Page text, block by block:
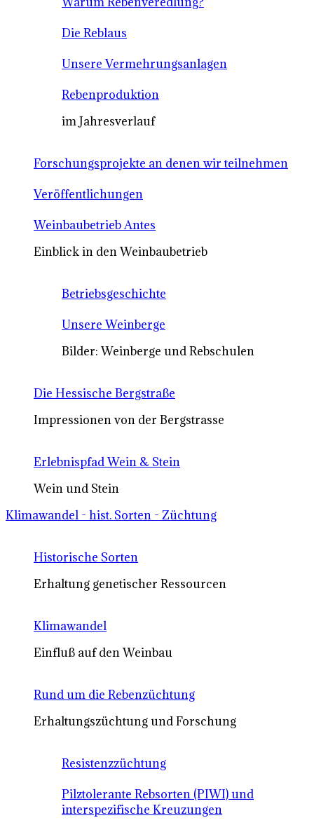
Die Reblaus
Unsere Vermehrungsanlagen
Rebenproduktion
im Jahresverlauf
Forschungsprojekte an denen wir teilnehmen
Veröffentlichungen
Weinbaubetrieb Antes
Einblick in den Weinbaubetrieb
Betriebsgeschichte
Unsere Weinberge
Bilder: Weinberge und Rebschulen
Die Hessische Bergstraße
Impressionen von der Bergstrasse
Erlebnispfad Wein & Stein
Wein und Stein
Klimawandel - hist. Sorten - Züchtung
Historische Sorten
Erhaltung genetischer Ressourcen
Klimawandel
Einfluß auf den Weinbau
Rund um die Rebenzüchtung
Erhaltungszüchtung und Forschung
Resistenzzüchtung
Pilztolerante Rebsorten (PIWI) und
interspezifische Kreuzungen